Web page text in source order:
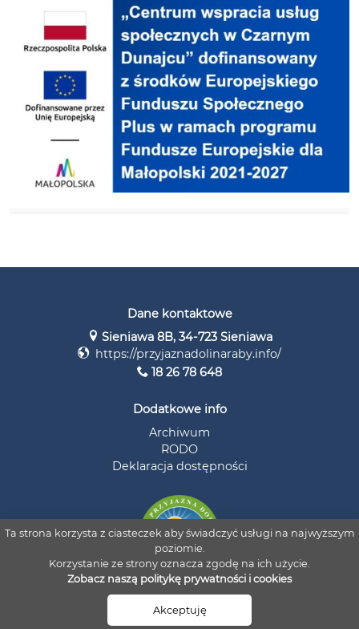
Dane kontaktowe
Sieniawa 8B, 34-723 Sieniawa
https://przyjaznadolinaraby.info/
18 26 78 648
Dodatkowe info
Archiwum
RODO
Deklaracja dostępności
© 2026 Stowarzyszenie Przyjazna Dolina Raby i Czarnej Orawy
Ta strona korzysta z ciasteczek aby świadczyć usługi na najwyższym
poziomie.
Korzystanie ze strony oznacza zgodę na ich użycie.
Zobacz naszą politykę prywatności i cookies
Akceptuję